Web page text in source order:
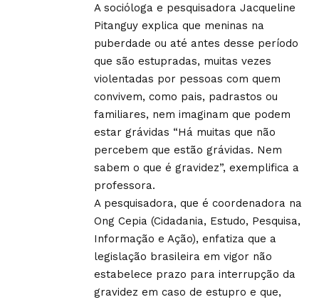
A socióloga e pesquisadora Jacqueline
Pitanguy explica que meninas na
puberdade ou até antes desse período
que são estupradas, muitas vezes
violentadas por pessoas com quem
convivem, como pais, padrastos ou
familiares, nem imaginam que podem
estar grávidas “Há muitas que não
percebem que estão grávidas. Nem
sabem o que é gravidez”, exemplifica a
professora.
A pesquisadora, que é coordenadora na
Ong Cepia (Cidadania, Estudo, Pesquisa,
Informação e Ação), enfatiza que a
legislação brasileira em vigor não
estabelece prazo para interrupção da
gravidez em caso de estupro e que,